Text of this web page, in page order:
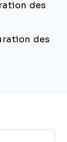
des
des